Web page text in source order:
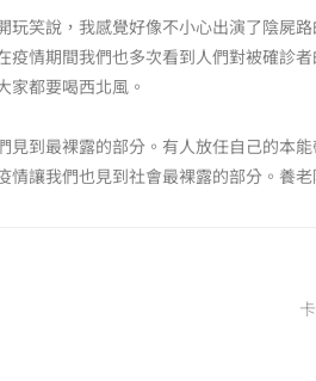
玩笑說，我感覺好像不小心出演了陰屍
疫情期間我們也多次看到人們對被確診
家都要喝西北風。
見到最裸露的部分。有人放任自己的本
情讓我們也見到社會最裸露的部分。養